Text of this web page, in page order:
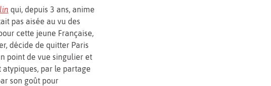
qui, depuis 3 ans, anime
pas aisée au vu des
cette jeune Française,
décide de quitter Paris
point de vue singulier et
par le partage
son goût pour